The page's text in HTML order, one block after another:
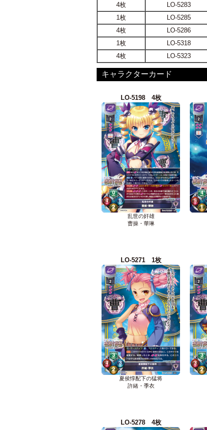
4枚
LO-5283
1枚
LO-5285
4枚
LO-5286
1枚
LO-5318
4枚
LO-5323
キャラクターカード
LO-5198 4枚
乱世の奸雄
曹操・華琳
LO-5271 1枚
夏侯惇配下の猛将
許緒・季衣
LO-5278 4枚